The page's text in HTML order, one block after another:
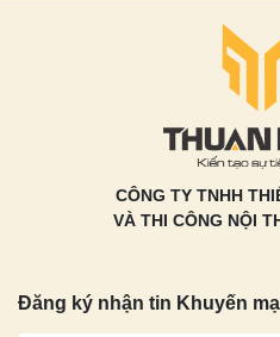
CÔNG TY TNHH
VÀ THI CÔNG NỘI
Đăng ký nhận tin Khuyến